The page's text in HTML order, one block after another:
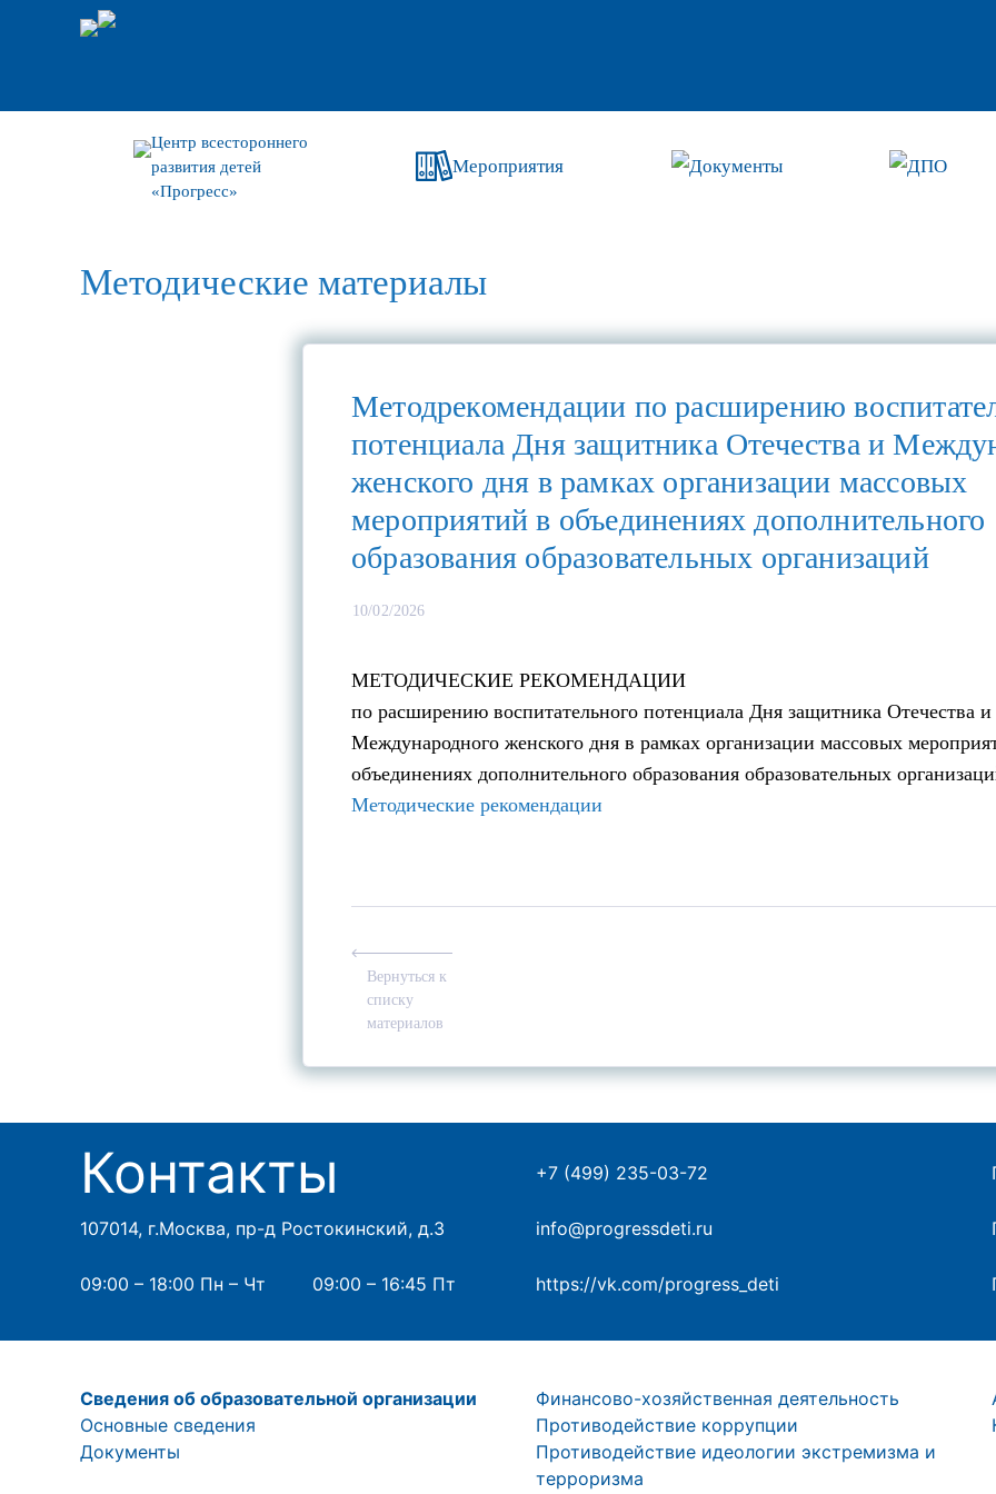
Центр всестороннего
развития детей
«Прогресс»
Мероприятия Документы ДПО
Методические материалы
Методрекомендации по расширению
потенциала Дня защитника Отечества и
женского дня в рамках организации массовых
мероприятий в объединениях дополнительного
образования образовательных организаций
10/02/2026
МЕТОДИЧЕСКИЕ РЕКОМЕНДАЦИИ
по расширению воспитательного потенциала Дня защитника Отечества и
Международного женского дня в рамках организации массовых
объединениях дополнительного образования образовательных
Методические рекомендации
Вернуться к
списку
материалов
Контакты
107014, г.Москва, пр-д Ростокинский, д.3
09:00 – 18:00 Пн – Чт 09:00 – 16:45 Пт
+7 (499) 235-03-72
info@progressdeti.ru
https://vk.com/progress_deti
Сведения об образовательной организации
Основные сведения
Документы
Финансово-хозяйственная деятельность
Противодействие коррупции
Противодействие идеологии экстремизма и
терроризма